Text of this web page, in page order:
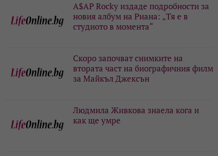
A$AP Rocky издаде подробности за
новия албум на Риана: „Тя е в
студиото в момента“
Скоро започват снимките на
втората част на биографичния филм
за Майкъл Джексън
Людмила Живкова знаела кога и
как ще умре